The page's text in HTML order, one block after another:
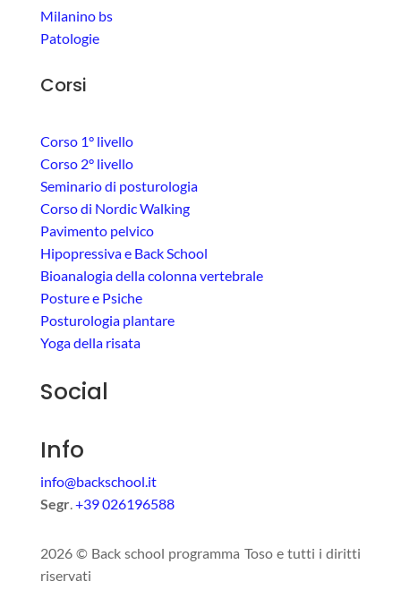
Milanino bs
Patologie
Corsi
Corso 1° livello
Corso 2° livello
Seminario di posturologia
Corso di Nordic Walking
Pavimento pelvico
Hipopressiva e Back School
Bioanalogia della colonna vertebrale
Posture e Psiche
Posturologia plantare
Yoga della risata
Social
Info
info@backschool.it
Segr.+39 026196588
2026 © Back school programma Toso e tutti i diritti
riservati